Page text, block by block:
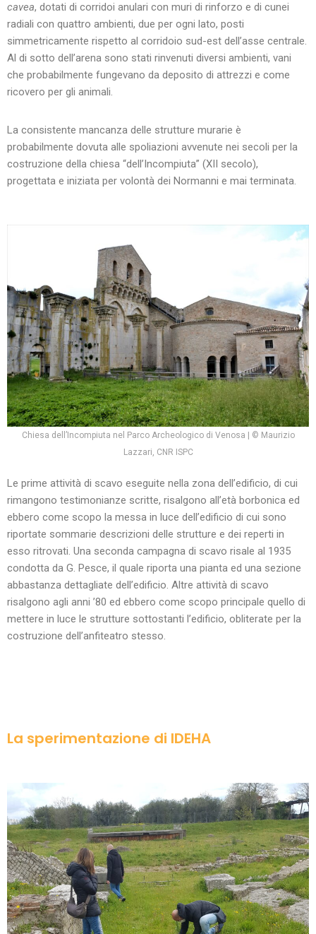
cavea, dotati di corridoi anulari con muri di rinforzo e di cunei
radiali con quattro ambienti, due per ogni lato, posti
simmetricamente rispetto al corridoio sud-est dell’asse centrale.
Al di sotto dell’arena sono stati rinvenuti diversi ambienti, vani
che probabilmente fungevano da deposito di attrezzi e come
ricovero per gli animali.
La consistente mancanza delle strutture murarie è
probabilmente dovuta alle spoliazioni avvenute nei secoli per la
costruzione della chiesa “dell’Incompiuta” (XII secolo),
progettata e iniziata per volontà dei Normanni e mai terminata.
Chiesa dell’Incompiuta nel Parco Archeologico di Venosa | © Maurizio
Lazzari, CNR ISPC
Le prime attività di scavo eseguite nella zona dell’edificio, di cui
rimangono testimonianze scritte, risalgono all’età borbonica ed
ebbero come scopo la messa in luce dell’edificio di cui sono
riportate sommarie descrizioni delle strutture e dei reperti in
esso ritrovati. Una seconda campagna di scavo risale al 1935
condotta da G. Pesce, il quale riporta una pianta ed una sezione
abbastanza dettagliate dell’edificio. Altre attività di scavo
risalgono agli anni ’80 ed ebbero come scopo principale quello di
mettere in luce le strutture sottostanti l’edificio, obliterate per la
costruzione dell’anfiteatro stesso.
La sperimentazione di IDEHA